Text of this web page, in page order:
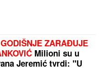
ZARAĐUJE
Milioni su u
Jeremić tvrdi: "U